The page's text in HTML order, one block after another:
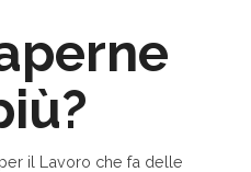
il Lavoro che fa delle